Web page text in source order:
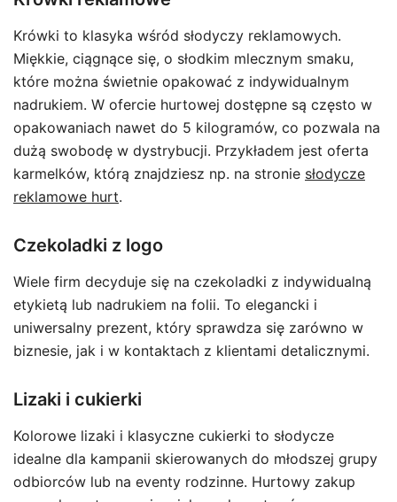
Krówki to klasyka wśród słodyczy reklamowych.
Miękkie, ciągnące się, o słodkim mlecznym smaku,
które można świetnie opakować z indywidualnym
nadrukiem. W ofercie hurtowej dostępne są często w
opakowaniach nawet do 5 kilogramów, co pozwala na
dużą swobodę w dystrybucji. Przykładem jest oferta
karmelków, którą znajdziesz np. na stronie słodycze
reklamowe hurt.
Czekoladki z logo
Wiele firm decyduje się na czekoladki z indywidualną
etykietą lub nadrukiem na folii. To elegancki i
uniwersalny prezent, który sprawdza się zarówno w
biznesie, jak i w kontaktach z klientami detalicznymi.
Lizaki i cukierki
Kolorowe lizaki i klasyczne cukierki to słodycze
idealne dla kampanii skierowanych do młodszej grupy
odbiorców lub na eventy rodzinne. Hurtowy zakup